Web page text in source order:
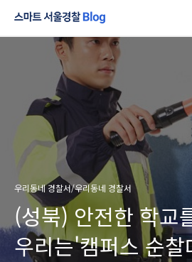
우리동네 경찰서/우리동네 경찰서
(성북) 안전한 학교
우리는'캠퍼스 순